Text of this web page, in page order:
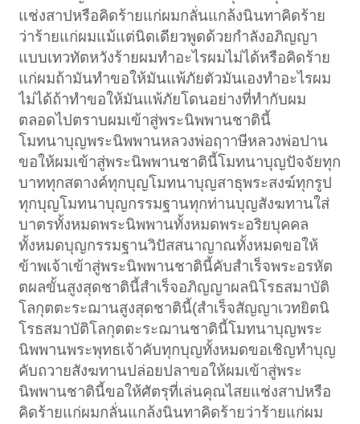
แช่งสาปหรือคิดร้ายแก่ผมกลั่นแกล้งนินทาคิดร้าย
ว่าร้ายแก่ผมแม้แต่นิดเดียวพูดด้วยกำลังอภิญญา
แบบเทวทัตหวังร้ายผมทำอะไรผมไม่ได้หรือคิดร้าย
แก่ผมถ้ามันทำขอให้มันแพ้ภัยตัวมันเองทำอะไรผม
ไม่ได้ถ้าทำขอให้มันแพ้ภัยโดนอย่างที่ทำกับผม
ตลอดไปตราบผมเข้าสู่พระนิพพานชาตินี้
โมทนาบุญพระนิพพานหลวงพ่อฤาาษีหลวงพ่อปาน
ขอให้ผมเข้าสู่พระนิพพานชาตินี้โมทนาบุญปัจจัยทุก
บาททุกสตางค์ทุกบุญโมทนาบุญสาธุพระสงฆ์ทุกรูป
ทุกบุญโมทนาบุญกรรมฐานทุกท่านบุญสังฆทานใส่
บาตรทั้งหมดพระนิพพานทั้งหมดพระอริยบุคคล
ทั้งหมดบุญกรรมฐานวิปัสสนาญาณทั้งหมดขอให้
ข้าพเจ้าเข้าสู่พระนิพพานชาตินี้คับสำเร็จพระอรหัต
ตผลขั้นสูงสุดชาตินี้สำเร็จอภิญญาผลนิโรธสมาบัติ
โลกุตตะระฌานสูงสุดชาตินี้(สำเร็จสัญญาเวทยิตนิ
โรธสมาบัติโลกุตตะระฌานชาตินี้โมทนาบุญพระ
นิพพานพระพุทธเจ้าคับทุกบุญทั้งหมดขอเชิญทำบุญ
คับถวายสังฆทานปล่อยปลาขอให้ผมเข้าสู่พระ
นิพพานชาตินี้ขอให้ศัตรุที่เล่นคุณไสยแช่งสาปหรือ
คิดร้ายแก่ผมกลั่นแกล้งนินทาคิดร้ายว่าร้ายแก่ผม